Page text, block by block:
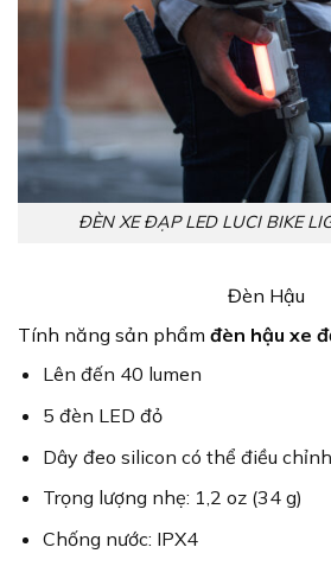
ĐÈN XE ĐẠP LED LUCI BIKE
Đèn Hậu
Tính năng sản phẩm đèn hậu xe
Lên đến 40 lumen
5 đèn LED đỏ
Dây đeo silicon có thể điều chỉnh
Trọng lượng nhẹ: 1,2 oz (34 g)
Chống nước: IPX4